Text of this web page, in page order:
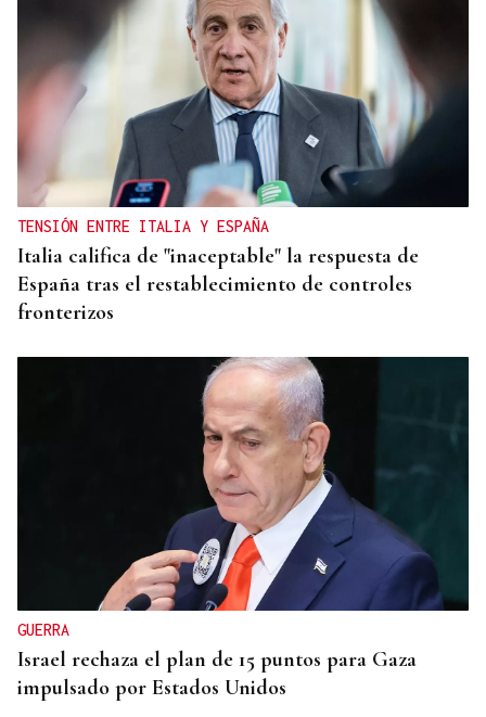
TENSIÓN ENTRE ITALIA Y ESPAÑA
Italia califica de "inaceptable" la respuesta de
España tras el restablecimiento de controles
fronterizos
GUERRA
Israel rechaza el plan de 15 puntos para Gaza
impulsado por Estados Unidos